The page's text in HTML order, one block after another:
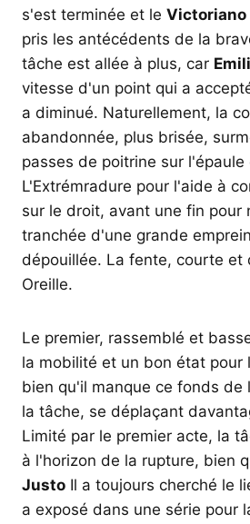
s'est terminée et le Victoriano
pris les antécédents de la
tâche est allée à plus, car
vitesse d'un point qui a
a diminué. Naturellement, la
abandonnée, plus brisée,
passes de poitrine sur l'épaule
L'Extrémradure pour l'aide à
sur le droit, avant une fin pour
tranchée d'une grande
dépouillée. La fente, courte et
Oreille.
Le premier, rassemblé et
la mobilité et un bon état pour
bien qu'il manque ce fonds de
la tâche, se déplaçant
Limité par le premier acte, la
à l'horizon de la rupture, bien
Justo Il a toujours cherché le
a exposé dans une série pour